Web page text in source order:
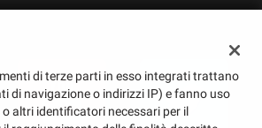
di terze parti in esso integrati trattano
di navigazione o indirizzi IP) e fanno uso
o altri identificatori necessari per il